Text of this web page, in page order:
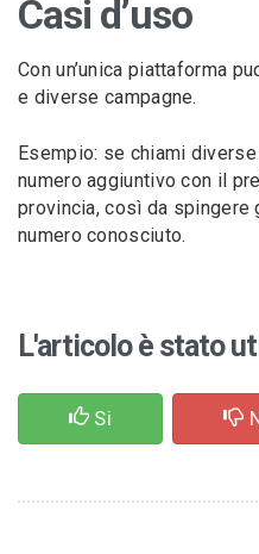
Casi d’uso
Con un’unica piattaforma
e diverse campagne.
Esempio: se chiami
numero aggiuntivo con il
provincia, così da spingere
numero conosciuto.
L'articolo è stato
Si